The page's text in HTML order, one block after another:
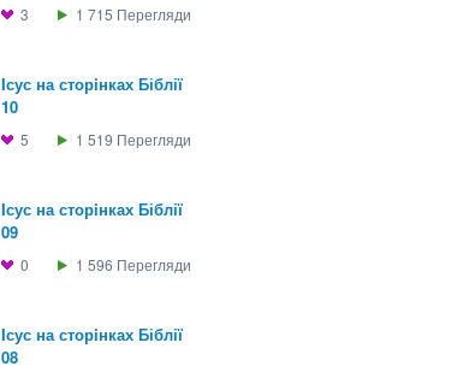
3 1 715 Перегляди
Iсус на сторiнках Біблії
10
5 1 519 Перегляди
Iсус на сторiнках Біблії
09
0 1 596 Перегляди
Iсус на сторiнках Біблії
08